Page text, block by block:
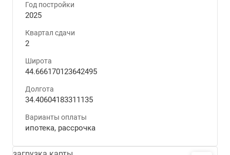
Год постройки
2025
Квартал сдачи
2
Широта
44.666170123642495
Долгота
34.40604183311135
Варианты оплаты
ипотека, рассрочка